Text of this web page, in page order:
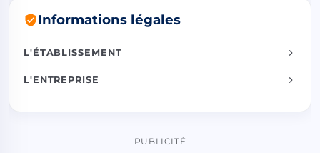
Informations légales
L'ÉTABLISSEMENT
L'ENTREPRISE
PUBLICITÉ